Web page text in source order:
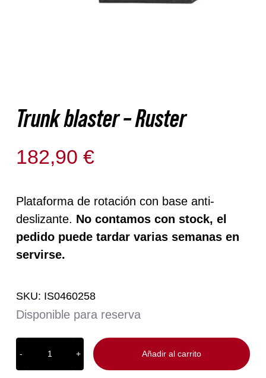
Trunk blaster – Ruster
182,90€
Plataforma de rotación con base anti-
deslizante. No contamos con stock, el
pedido puede tardar varias semanas en
servirse.
SKU: IS0460258
Disponible para reserva
Trunk
blaster
Añadir al carrito